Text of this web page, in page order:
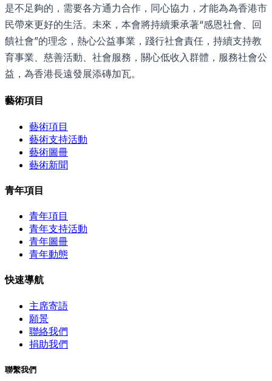
是不足夠的，需要各方通力合作，同心協力，才能為為香港市
民帶來更好的生活。未來，本會將持續秉承著“感恩社會、回
饋社會”的理念，熱心公益事業，踐行社會責任，持續支持教
育事業、慈善活動、社會服務，關心低收入群體，服務社會公
益，為香港長遠發展添磚加瓦。
藝術項目
藝術項目
藝術支持活動
藝術圖冊
藝術新聞
青年項目
青年項目
青年支持活動
青年圖冊
青年動態
快速導航
主席寄語
願景
聯絡我們
捐助我們
聯繫我們